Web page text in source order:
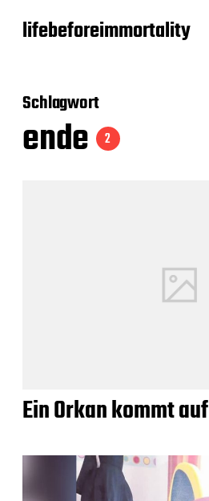
lifebeforeimmortality
Schlagwort
ende 2
Ein Orkan kommt auf